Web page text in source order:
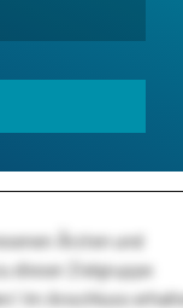
Ärzten und
dieser Zielgruppe
Im Anschluss